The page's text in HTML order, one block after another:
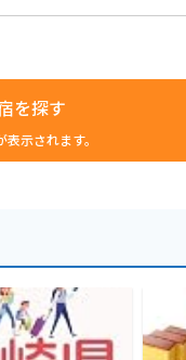
を探す
示されます。